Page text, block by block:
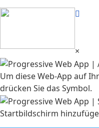
×
Um diese Web-App auf
drücken Sie das Symbol.
Startbildschirm